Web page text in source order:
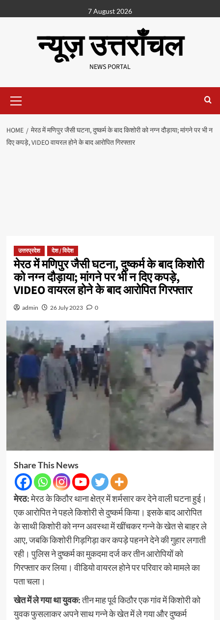
7 August 2026
न्यूज़ उत्तराँचल
NEWS PORTAL
HOME
मेरठ में मणिपुर जैसी घटना, दुष्कर्म के बाद किशोरी को नग्न दौड़ाया; मांगने पर भी न
दिए कपड़े, VIDEO वायरल होने के बाद आरोपित गिरफ्तार
उत्तरप्रदेश देश / विदेश
मेरठ में मणिपुर जैसी घटना, दुष्कर्म के बाद किशोरी
को नग्न दौड़ाया; मांगने पर भी न दिए कपड़े,
VIDEO वायरल होने के बाद आरोपित गिरफ्तार
admin 26 July 2023 0
Share This News
मेरठ:मेरठ के किठौर थाना क्षेत्र में शर्मसार कर देने वाली घटना हुई।
एक आरोपित ने पहले किशोरी से दुष्कर्म किया। इसके बाद आरोपित
के साथी किशोरी को नग्न अवस्था में खींचकर गन्ने के खेत से बाहर ले
आए, जबकि किशोरी गिड़गिड़ा कर कपड़े पहनने देने की गुहार लगाती
रही। पुलिस ने दुष्कर्म का मुकदमा दर्ज कर तीन आरोपियों को
गिरफ्तार कर लिया। वीडियो वायरल होने पर परिवार को मामले का
पता चला।
खेत में ले गया था युवक:तीन माह पूर्व किठौर एक गांव में किशोरी को
युवक फुसलाकर अपने साथ गन्ने के खेत में ले गया और दुष्कर्म